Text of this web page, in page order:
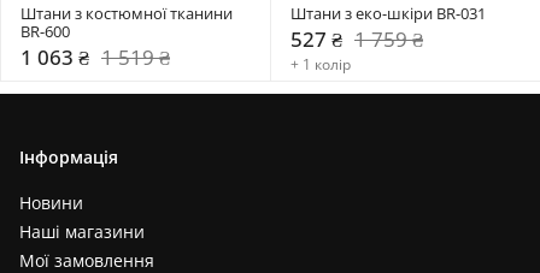
Штани з костюмної тканини
BR-600
1 063 ₴ 1 519 ₴
Штани з еко-шкіри BR-031
527 ₴ 1 759 ₴
+ 1 колір
Інформація
Новини
Наші магазини
Мої замовлення